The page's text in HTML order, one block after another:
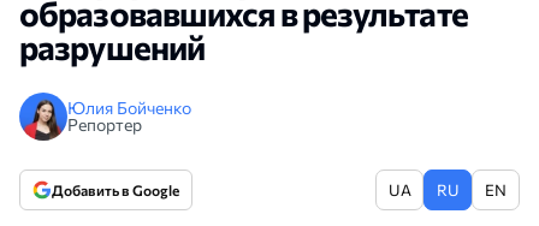
образовавшихся в результате
разрушений
Юлия Бойченко
Репортер
Добавить в Google UA RU EN